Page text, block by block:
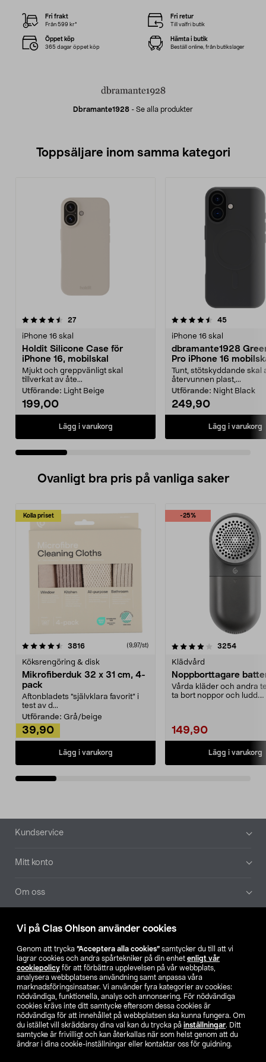
Vi på Clas Ohlson använder cookies
Genom att trycka ”Acceptera alla cookies” samtycker du till att vi
lagrar cookies och andra spårtekniker på din enhet enligt vår
cookiepolicy för att förbättra upplevelsen på vår webbplats,
analysera webbplatsens användning samt anpassa våra
marknadsföringsinsatser. Vi använder fyra kategorier av cookies:
nödvändiga, funktionella, analys och annonsering. För nödvändiga
cookies krävs inte ditt samtycke eftersom dessa cookies är
nödvändiga för att innehållet på webbplatsen ska kunna fungera. Om
du istället vill skräddarsy dina val kan du trycka på inställningar. Ditt
samtycke är frivilligt och kan återkallas när som helst genom att du
ändrar i dina cookie-inställningar eller kontaktar oss för guidning.
Dbramante1928 - Se alla produkter
Fri frakt
Från 599 kr*
Fri retur
Till valfri butik
Öppet köp
365 dagar öppet köp
Hämta i butik
Beställ online, från butikslager
Toppsäljare inom samma kategori
27recensioner
iPhone 16 skal
Holdit Silicone Case för
iPhone 16, mobilskal
Mjukt och greppvänligt skal
tillverkat av åte...
Utförande: Light Beige
199,00
Lägg i varukorg
4.5 av 5 stjärnor 45recensioner
iPhone 16 skal
dbramante1928
Pro iPhone 16
Tunt, stötskyddande skal
återvunnen plast,...
Utförande: Night Black
249,90
Lägg i varukorg
4.5 av 5 stjärnor
Ovanligt bra pris på vanliga saker
Kolla priset
3816recensioner (9,97/st)
Köksrengöring & disk
Mikrofiberduk 32 x 31 cm, 4-
pack
Aftonbladets "självklara favorit” i
test av d...
Utförande: Grå/beige
39,90
Lägg i varukorg
-25%
4.0av 5 stjärnor 3254
Klädvård
Noppborttagare
Vårda kläder och andra
ta bort noppor och ludd.
149,90
Lägg i varukorg
4.5av 5 stjärnor
Sidfot
Kundservice
Mitt konto
Om oss
Aktuellt
Våra bolag
Hitta butik
SE NO FI